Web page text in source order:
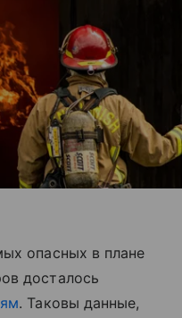
опасных в плане
досталось
. Таковы данные,